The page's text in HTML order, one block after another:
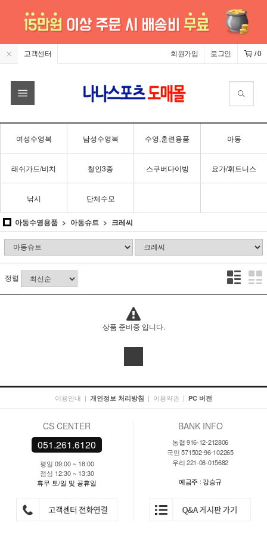
고객센터 /0
로그인
회원가입
여성수영복 남성수영복 수영,훈련용품 아동
래쉬가드/비치 철인3종 스쿠버다이빙 요가/휘트니스
낚시 단체수모
아동수영용품 아동슈트 크레씨
정렬
상품 준비중 입니다.
이용안내 | 개인정보 처리방침 | 이용약관 | PC 버전
CS CENTER
051.261.6120
평일 09:00 ~ 18:00
점심 12:30 ~ 13:30
휴무 토/일 및 공휴일
BANK INFO
농협 916-12-212806
국민 571502-96-102265
우리 221-08-015682
예금주 : 강승규